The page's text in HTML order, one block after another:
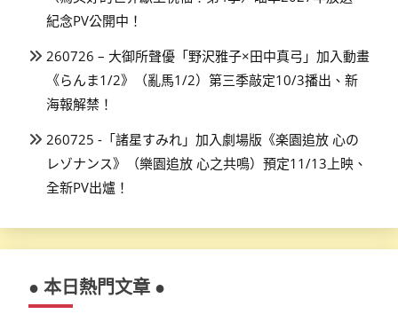
紀念PV公開中！
260726 – 大御所聲優「野沢雅子×田中真弓」加入動畫
《らんま1/2》（亂馬1/2）第三季敲定10/3播出、新
海報解禁！
260725 -「諸星すみれ」加入劇場版《楽園追放 心の
レゾナンス》（樂園追放 心之共鳴）預定11/13上映、
全新PV出爐！
● 本日熱門文章 ●